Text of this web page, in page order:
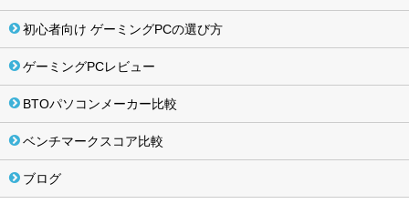
初心者向け ゲーミングPCの選び方
ゲーミングPCレビュー
BTOパソコンメーカー比較
ベンチマークスコア比較
ブログ